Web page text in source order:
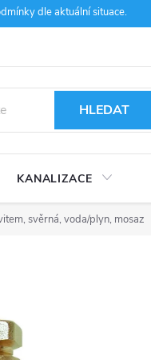
dle aktuální situace.
HLEDAT
KANALIZACE
svěrná, voda/plyn, mosaz